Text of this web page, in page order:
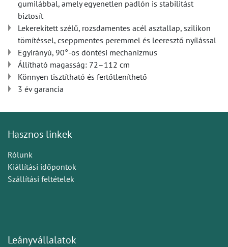
gumilábbal, amely egyenetlen padlón is stabilitást
biztosít
Lekerekített szélű, rozsdamentes acél asztallap, szilikon
tömítéssel, cseppmentes peremmel és leeresztő nyílással
Egyirányú, 90°-os döntési mechanizmus
Állítható magasság: 72–112 cm
Könnyen tisztítható és fertőtleníthető
3 év garancia
Hasznos linkek
Rólunk
Kiállítási időpontok
Szállítási feltételek
Leányvállalatok